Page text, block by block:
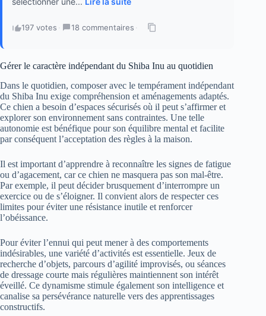
197 votes · 18 commentaires ·
Gérer le caractère indépendant du Shiba Inu au quotidien
Dans le quotidien, composer avec le tempérament indépendant
du Shiba Inu exige compréhension et aménagements adaptés.
Ce chien a besoin d’espaces sécurisés où il peut s’affirmer et
explorer son environnement sans contraintes. Une telle
autonomie est bénéfique pour son équilibre mental et facilite
par conséquent l’acceptation des règles à la maison.
Il est important d’apprendre à reconnaître les signes de fatigue
ou d’agacement, car ce chien ne masquera pas son mal-être.
Par exemple, il peut décider brusquement d’interrompre un
exercice ou de s’éloigner. Il convient alors de respecter ces
limites pour éviter une résistance inutile et renforcer
l’obéissance.
Pour éviter l’ennui qui peut mener à des comportements
indésirables, une variété d’activités est essentielle. Jeux de
recherche d’objets, parcours d’agilité improvisés, ou séances
de dressage courte mais régulières maintiennent son intérêt
éveillé. Ce dynamisme stimule également son intelligence et
canalise sa persévérance naturelle vers des apprentissages
constructifs.